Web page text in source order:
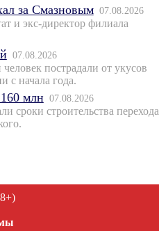
за Смазновым 07.08.2026
и экс-директор филиала
07.08.2026
пострадали от укусов
с начала года.
млн 07.08.2026
сроки строительства перехода